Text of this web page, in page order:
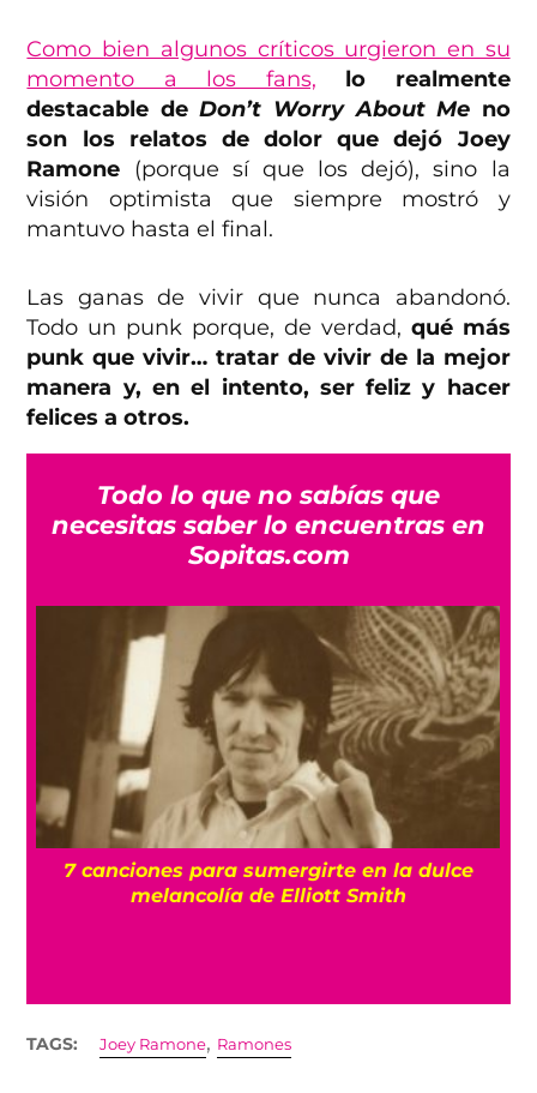
Como bien algunos críticos urgieron en su
momento a los fans, lo realmente
destacable deDon’t Worry About Me no
son los relatos de dolor que dejó Joey
Ramone (porque sí que los dejó), sino la
visión optimista que siempre mostró y
mantuvo hasta el final.
Las ganas de vivir que nunca abandonó.
Todo un punk porque, de verdad, qué más
punk que vivir… tratar de vivir de la mejor
manera y, en el intento, ser feliz y hacer
felices a otros.
Todo lo que no sabías que
necesitas saber lo encuentras en
Sopitas.com
7 canciones para sumergirte en la dulce
melancolía de Elliott Smith
TAGS: Joey Ramone, Ramones